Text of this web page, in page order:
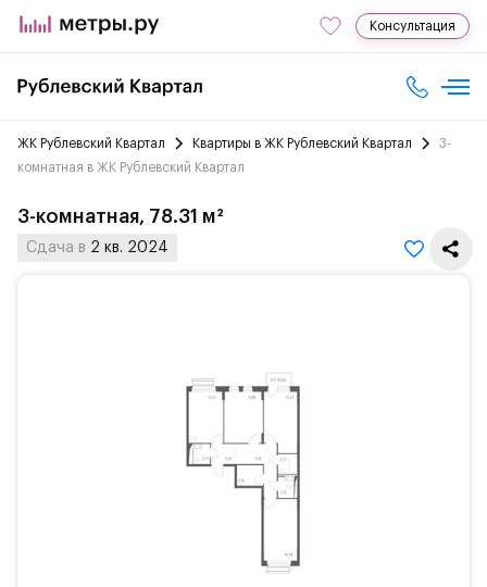
Консультация
ЖК Рублевский Квартал Квартиры в ЖК Рублевский Квартал
3-
комнатная в ЖК Рублевский Квартал
3-комнатная, 78.31 м²
Сдача в 2 кв. 2024